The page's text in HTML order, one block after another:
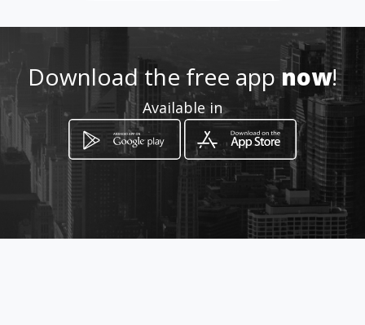
http://www.kafesuavcali.com
Location -
Download the free appnow!
Available in